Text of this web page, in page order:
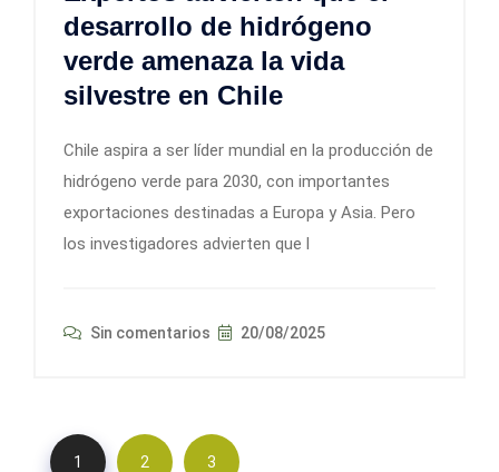
desarrollo de hidrógeno
verde amenaza la vida
silvestre en Chile
Chile aspira a ser líder mundial en la producción de
hidrógeno verde para 2030, con importantes
exportaciones destinadas a Europa y Asia. Pero
los investigadores advierten que l
Sin comentarios 20/08/2025
1 2 3